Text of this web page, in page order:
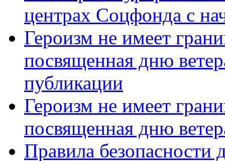
центрах Соцфонда с
Героизм не имеет
посвященная дню
публикации
Героизм не имеет
посвященная дню
Правила безопасности